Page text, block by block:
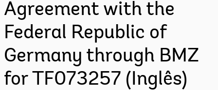
Agreement with the
Federal Republic of
Germany through BMZ
for TF073257 (Inglês)